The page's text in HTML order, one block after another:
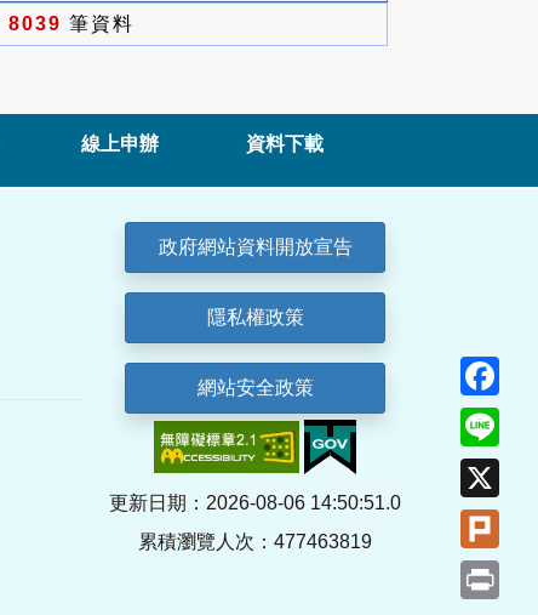
8039 筆資料
線上申辦 資料下載
政府網站資料開放宣告
隱私權政策
網站安全政策
更新日期：2026-08-06 14:50:51.0
累積瀏覽人次：477463819